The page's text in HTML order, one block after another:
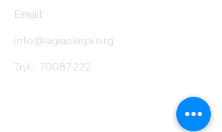
Email:
info@agiaskepi.org
Τηλ.: 70087222